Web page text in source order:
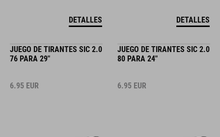
DETALLES DETALLES
JUEGO DE TIRANTES SIC 2.0
76 PARA 29"
6.95 EUR
JUEGO DE TIRANTES SIC 2.0
80 PARA 24"
6.95 EUR